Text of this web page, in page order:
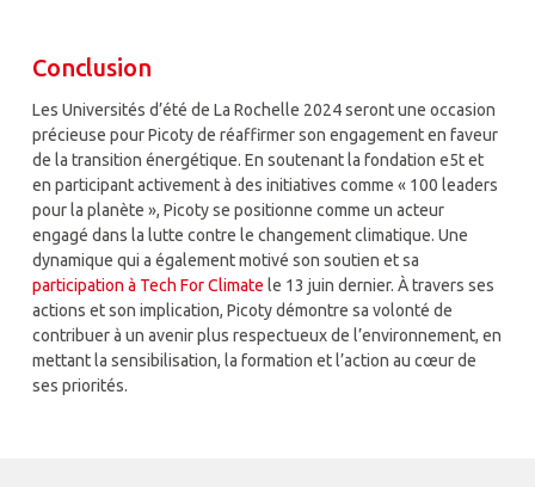
Conclusion
Les Universités d’été de La Rochelle 2024 seront une occasion
précieuse pour Picoty de réaffirmer son engagement en faveur
de la transition énergétique. En soutenant la fondation e5t et
en participant activement à des initiatives comme « 100 leaders
pour la planète », Picoty se positionne comme un acteur
engagé dans la lutte contre le changement climatique. Une
dynamique qui a également motivé son soutien et sa
participation à Tech For Climate le 13 juin dernier. À travers ses
actions et son implication, Picoty démontre sa volonté de
contribuer à un avenir plus respectueux de l’environnement, en
mettant la sensibilisation, la formation et l’action au cœur de
ses priorités.